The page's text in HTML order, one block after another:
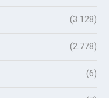
(3.128)
(2.778)
(6)